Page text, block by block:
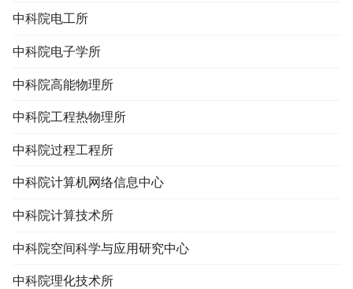
中科院电工所
中科院电子学所
中科院高能物理所
中科院工程热物理所
中科院过程工程所
中科院计算机网络信息中心
中科院计算技术所
中科院空间科学与应用研究中心
中科院理化技术所